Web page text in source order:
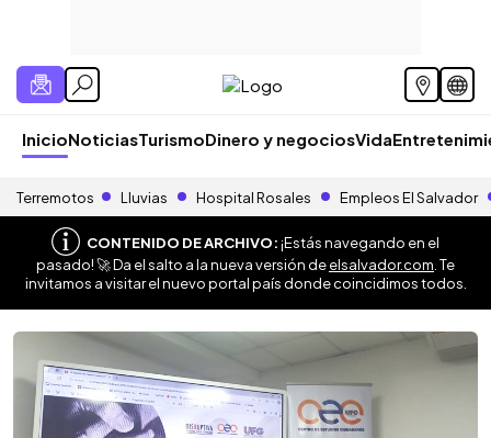
InicioNoticiasTurismoDinero y negociosVida
Terremotos Lluvias Hospital Rosales Empleos El Salvador
CONTENIDO DE ARCHIVO:¡Estás navegando en el
pasado! 🚀 Da el salto a la nueva versión deelsalvador.com . Te
invitamos a visitar el nuevo portal país donde coincidimos todos.